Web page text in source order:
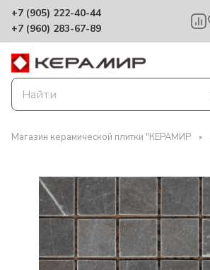
+7 (905) 222-40-44
+7 (960) 283-67-89
Магазин керамической плитки "КЕРАМИР